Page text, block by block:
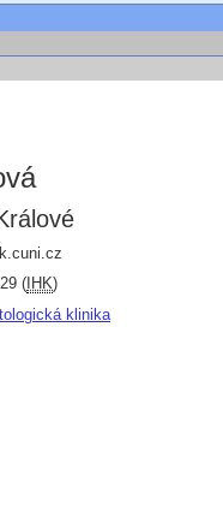
lfhk.cuni.cz
(IHK)
klinika